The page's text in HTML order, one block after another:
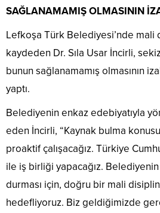
SAĞLANAMAMIŞ OLMASININ
Lefkoşa Türk Belediyesi’nde mali
kaydeden Dr. Sıla Usar İncirli,
bunun sağlanamamış olmasının
yaptı.
Belediyenin enkaz edebiyatıyla
eden İncirli, “Kaynak bulma
proaktif çalışacağız. Türkiye
ile iş birliği yapacağız.
durması için, doğru bir mali
hedefliyoruz. Biz geldiğimizde